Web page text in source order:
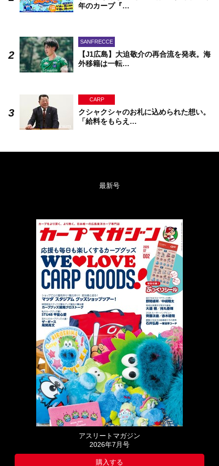
年のカープ『…
SANFRECCE
【J1広島】大迫敬介の再合流を発表。海
外移籍は一転…
CARP
クシャクシャのお札に込められた想い。
「給料をもらえ…
最新号
アスリートマガジン
2026年7月号
購入する